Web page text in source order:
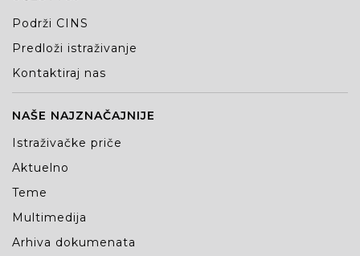
Podrži CINS
Predloži istraživanje
Kontaktiraj nas
NAŠE NAJZNAČAJNIJE
Istraživačke priče
Aktuelno
Teme
Multimedija
Arhiva dokumenata